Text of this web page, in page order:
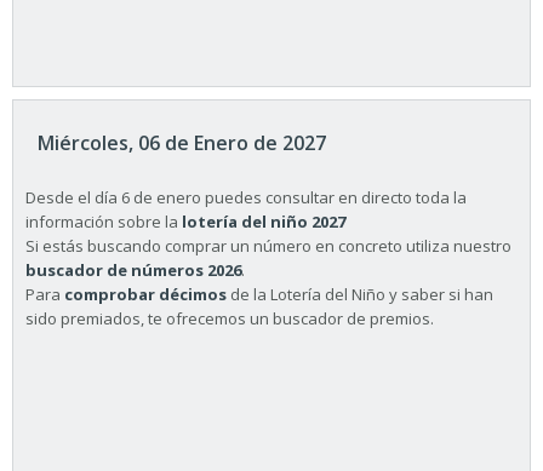
Miércoles, 06 de Enero de 2027
Desde el día 6 de enero puedes consultar en directo toda la
información sobre la lotería del niño 2027
Si estás buscando comprar un número en concreto utiliza nuestro
buscador de números 2026.
Para comprobar décimos de la Lotería del Niño y saber si han
sido premiados, te ofrecemos un buscador de premios.